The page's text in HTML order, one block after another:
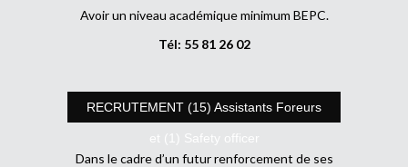
Avoir un niveau académique minimum BEPC.
Tél: 55 81 26 02
RECRUTEMENT (15) Assistants Foreurs
et (1) Safety officer
Dans le cadre d’un futur renforcement de ses